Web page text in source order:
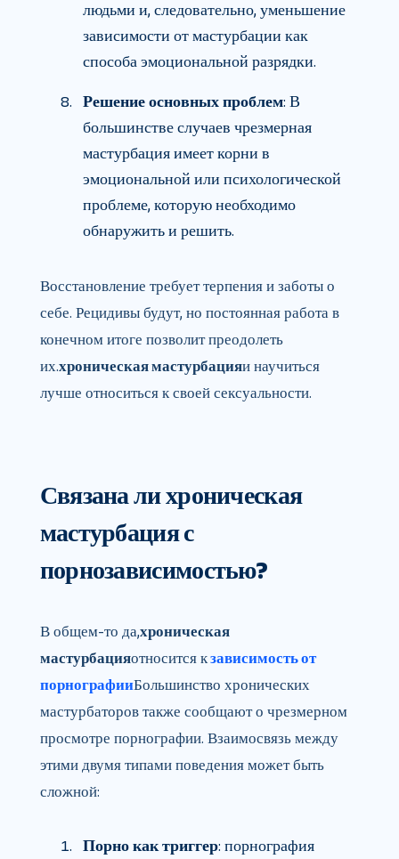
людьми и, следовательно, уменьшение
зависимости от мастурбации как
способа эмоциональной разрядки.
Решение основных проблем: В
большинстве случаев чрезмерная
мастурбация имеет корни в
эмоциональной или психологической
проблеме, которую необходимо
обнаружить и решить.
Восстановление требует терпения и заботы о
себе. Рецидивы будут, но постоянная работа в
конечном итоге позволит преодолеть
их.хроническая мастурбацияи научиться
лучше относиться к своей сексуальности.
Связана ли хроническая
мастурбация с
порнозависимостью?
В общем-то да,хроническая
мастурбацияотносится кзависимость от
порнографииБольшинство хронических
мастурбаторов также сообщают о чрезмерном
просмотре порнографии. Взаимосвязь между
этими двумя типами поведения может быть
сложной:
Порно как триггер: порнография